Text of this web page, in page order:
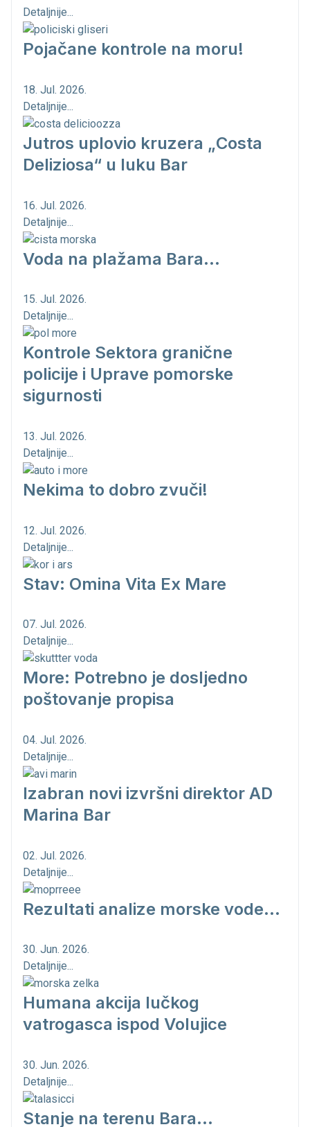
Detaljnije...
Pojačane kontrole na moru!
18. Jul. 2026.
Detaljnije...
Jutros uplovio kruzera „Costa
Deliziosa“ u luku Bar
16. Jul. 2026.
Detaljnije...
Voda na plažama Bara...
15. Jul. 2026.
Detaljnije...
Kontrole Sektora granične
policije i Uprave pomorske
sigurnosti
13. Jul. 2026.
Detaljnije...
Nekima to dobro zvuči!
12. Jul. 2026.
Detaljnije...
Stav: Omina Vita Ex Mare
07. Jul. 2026.
Detaljnije...
More: Potrebno je dosljedno
poštovanje propisa
04. Jul. 2026.
Detaljnije...
Izabran novi izvršni direktor AD
Marina Bar
02. Jul. 2026.
Detaljnije...
Rezultati analize morske vode...
30. Jun. 2026.
Detaljnije...
Humana akcija lučkog
vatrogasca ispod Volujice
30. Jun. 2026.
Detaljnije...
Stanje na terenu Bara...